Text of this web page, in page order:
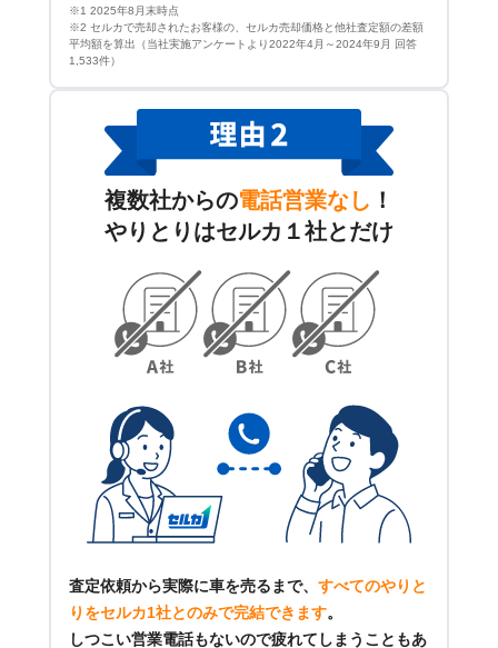
※1 2025年8月末時点
※2 セルカで売却されたお客様の、セルカ売却価格と他社査定額の差額
平均額を算出（当社実施アンケートより2022年4月～2024年9月 回答
1,533件）
複数社からの電話営業なし ！
やりとりはセルカ１社とだけ
査定依頼から実際に車を売るまで、 すべてのやりと
りをセルカ1社とのみで完結できます。
しつこい営業電話もないので疲れてしまうこともあ